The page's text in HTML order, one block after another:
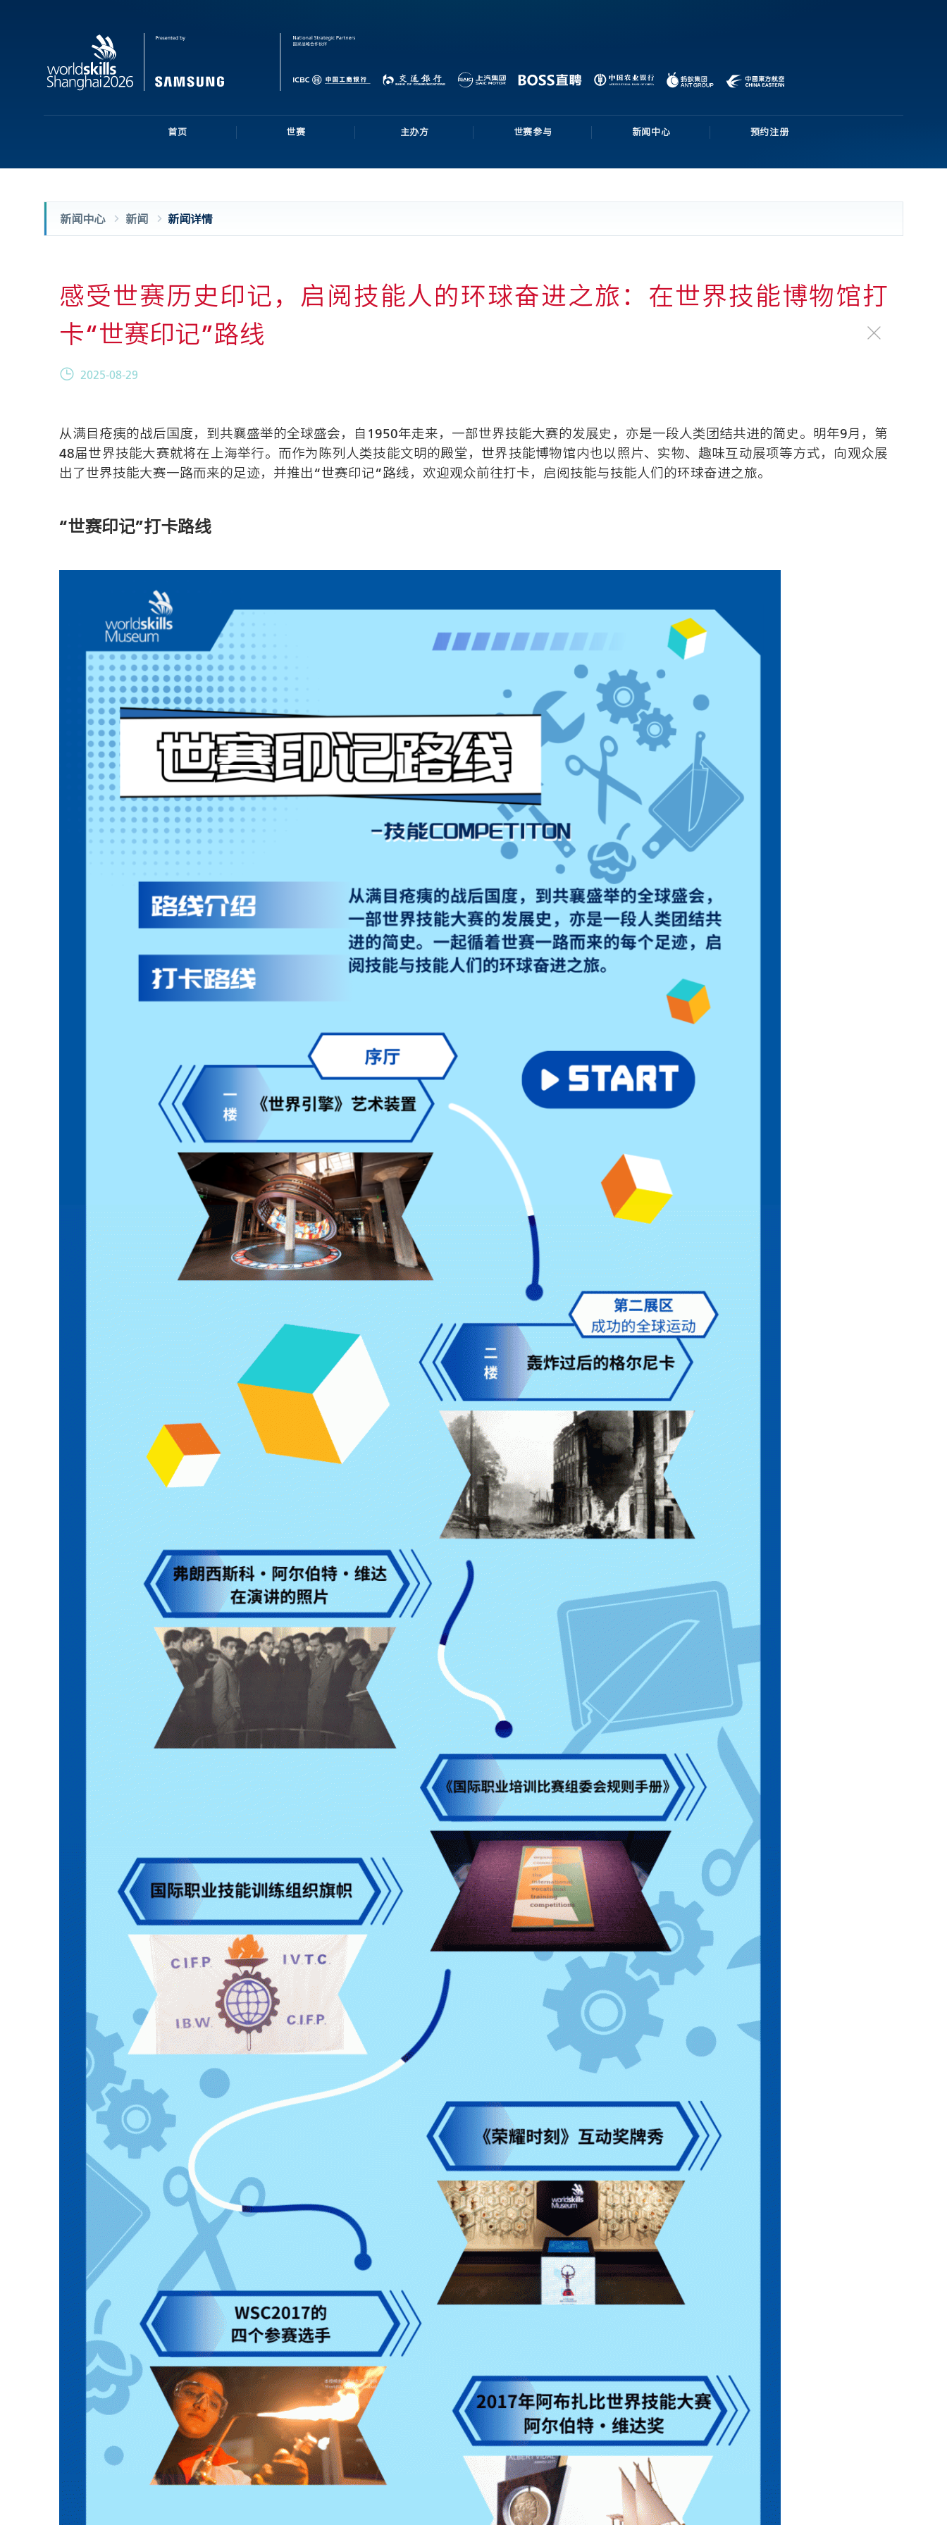
首页 世赛 主办方 世赛参与 新闻中心 预约注册
新闻中心 新闻 新闻详情
感受世赛历史印记，启阅技能人的环球奋进之旅：在世界技能博物馆打
卡“世赛印记”路线
2025-08-29
从满目疮痍的战后国度，到共襄盛举的全球盛会，自1950年走来，一部世界技能大赛的发展史，亦是一段人类团结共进的简史。明年9月，第
48届世界技能大赛就将在上海举行。而作为陈列人类技能文明的殿堂，世界技能博物馆内也以照片、实物、趣味互动展项等方式，向观众展
出了世界技能大赛一路而来的足迹，并推出“世赛印记”路线，欢迎观众前往打卡，启阅技能与技能人们的环球奋进之旅。
“世赛印记”打卡路线